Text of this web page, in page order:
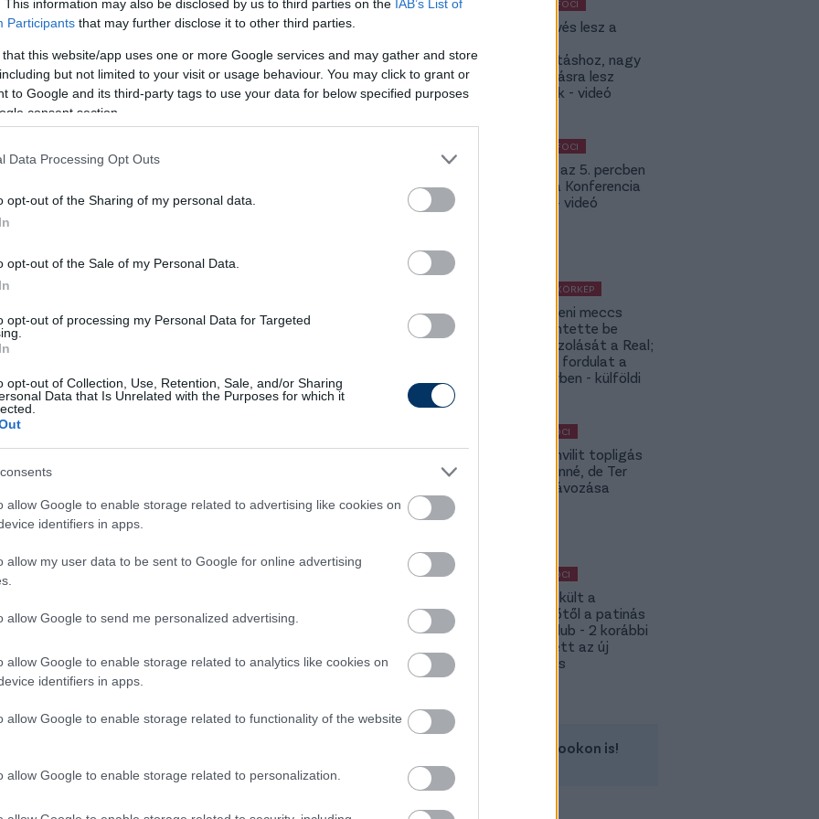
This information may also be disclosed by us to third parties on the IAB’s List of
Participants that may further disclose it to other third parties.
that this website/app uses one or more Google services and may gather and store
but not limited to your visit or usage behaviour. You may click to grant or
to Google and its third-party tags to use your data for below specified purposes
consent section.
Data Processing Opt Outs
opt-out of the Sharing of my personal data.
opt-out of the Sale of my Personal Data.
opt-out of processing my Personal Data for Targeted
opt-out of Collection, Use, Retention, Sale, and/or Sharing
Data that Is Unrelated with the Purposes for which it
allow Google to enable storage related to advertising like cookies on
identifiers in apps.
allow my user data to be sent to Google for online advertising
allow Google to send me personalized advertising.
allow Google to enable storage related to analytics like cookies on
identifiers in apps.
allow Google to enable storage related to functionality of the website
allow Google to enable storage related to personalization.
Svájc 9-0
Svájc 2-1
Svájc 1-1
1-6
4-2
Svájc 5-0
Svájc 3-1
4-5
2-2
Svájc 6-2
3-1
Svájc 3-0
6-2
Svájc 6-1
1-5
Svájc 2-0
Svájc 2-0 - vb
3-1
Svájc 3-0
1-2
Svájc 3-0
1-3
Svájc 7-4
2-4
Svájc 3-0
4-5
Svájc 8-0
0-2
Svájc 3-1
0-1
Svájc 1-0
0-1
2-2 - vb-selejtező
Svájc 3-0 - vb-selejtező
KÜLFÖLDI FOCI
KL: Ez kevés lesz a
továbbjutáshoz, nagy
feltámadásra lesz
szükségük - videó
KÜLFÖLDI FOCI
Bolla már az 5. percben
betalált a Konferencia
Ligában – videó
KÜLFÖLDI KÖRKÉP
A Fradi elleni meccs
előtt jelentette be
rekordigazolását a Real;
hatalmas fordulat a
Rodri-ügyben - külföldi
MAGYAR FOCI
Yaakobishvilit topligás
csapat vinné, de Ter
Stegen távozása
MAGYAR FOCI
Megmenekült a
süllyesztőtől a patinás
magyar klub - 2 korábbi
játékos lett az új
tulajdonos
Kövess minket a Facebookon is!